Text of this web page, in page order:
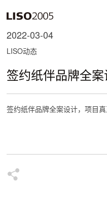
2022-03-04
LISO动态
签约纸伴品牌全案
签约纸伴品牌全案设计，项目